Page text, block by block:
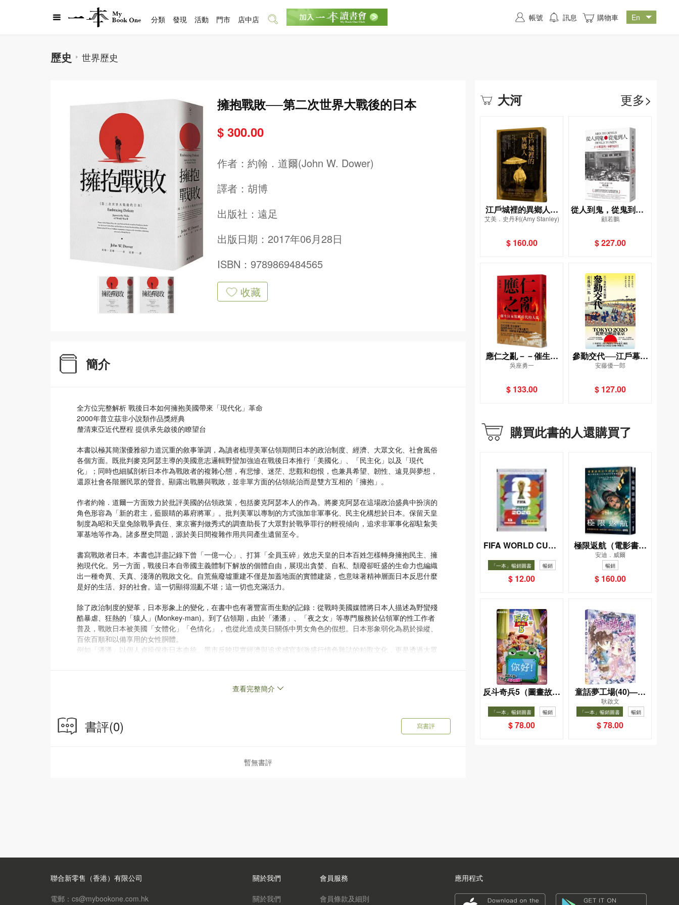
歷史 世界歷史
擁抱戰敗──第二次世界大戰後的日本
$ 300.00
作者： 約翰．道爾(John W. Dower)
譯者： 胡博
出版社： 遠足
出版日期：2017年06月28日
ISBN：9789869484565
收藏
簡介
全方位完整解析 戰後日本如何擁抱美國帶來「現代化」革命
2000年普立茲非小說類作品獎經典
釐清東亞近代歷程 提供承先啟後的瞭望台
本書以極其簡潔優雅卻力道沉重的敘事筆調，為讀者梳理美軍佔領期間日本的政治制度、經濟、大眾文化、社會風俗
各個方面。既批判麥克阿瑟主導的美國意志邏輯野蠻加強迫在戰後日本推行「美國化」、「民主化」以及「現代
化」；同時也細膩剖析日本作為戰敗者的複雜心態，有悲慘、迷茫、悲觀和怨恨，也兼具希望、韌性、遠見與夢想，
還原社會各階層民眾的聲音。顯露出戰勝與戰敗，並非單方面的佔領統治而是雙方互相的「擁抱」。
作者約翰．道爾一方面致力於批評美國的佔領政策，包括麥克阿瑟本人的作為。將麥克阿瑟在這場政治盛典中扮演的
角色形容為「新的君主，藍眼睛的幕府將軍」。批判美軍以專制的方式強加非軍事化、民主化構想於日本。保留天皇
制度為昭和天皇免除戰爭責任、東京審判做秀式的調查助長了大眾對於戰爭罪行的輕視傾向，追求非軍事化卻駐紮美
軍基地等作為。諸多歷史問題，源於美日間複雜作用共同產生遺留至今。
書寫戰敗者日本。本書也詳盡記錄下曾「一億一心」、打算「全員玉碎」效忠天皇的日本百姓怎樣轉身擁抱民主、擁
抱現代化。另一方面，戰後日本自帝國主義體制下解放的個體自由，展現出貪婪、自私、頹廢卻旺盛的生命力也編織
出一種奇異、天真、淺薄的戰敗文化。自荒蕪廢墟重建不僅是加蓋地面的實體建築，也意味著精神層面日本反思什麼
是好的生活、好的社會。這一切顯得混亂不堪；這一切也充滿活力。
除了政治制度的變革，日本形象上的變化，在書中也有著豐富而生動的記錄：從戰時美國媒體將日本人描述為野蠻殘
酷暴虐、狂熱的「猿人」(Monkey-man)。到了佔領期，由於「潘潘」、「夜之女」等專門服務於佔領軍的性工作者
普及，戰敗日本被美國「女體化」「色情化」，也從此造成美日關係中男女角色的假想。日本形象弱化為易於操縱、
百依百順和以備享用的女性胴體。
例如「潘潘」以個人貞操保衛日本血統、黑市反映現實經濟與追求感官刺激盛行情色雜誌的粕取文化，更是透過大眾
本人而言，「和平與民主」也是在戰後獲得的新觀念以及理想社會的追尋。美日安保條約所牽動到不單單戰後的日
查看完整簡介
書評(0) 寫書評
暫無書評
大河 更多>
江戶城裡的異鄉人－
－一個幕末時代叛逆
艾美．史丹利(Amy Stanley)
$ 160.00
從人到鬼，從鬼到人─
─日本戰犯與中國的審
顧若鵬
$ 227.00
應仁之亂－－催生日
本戰國時代的大亂
吳座勇一
$ 133.00
參勤交代──江戶幕府
的統治關鍵
安藤優一郎
$ 127.00
購買此書的人還購買了
FIFA WORLD CUP 2
貼紙包）
「一本」暢銷圖書 暢銷
$ 12.00
極限返航（電影書衣
典藏版）（獨家收錄
作者訪談）
安迪．威爾
暢銷
$ 160.00
反斗奇兵5（圖畫故事
版）
「一本」暢銷圖書 暢銷
$ 78.00
童話夢工場(40)——
織女下凡結奇緣
耿啟文
「一本」暢銷圖書 暢銷
$ 78.00
分類 發現 活動 門市 店中店 帳號 訊息 購物車
聯合新零售（香港）有限公司
電郵：cs@mybookone.com.hk
關於我們
關於我們
會員服務
會員條款及細則
應用程式